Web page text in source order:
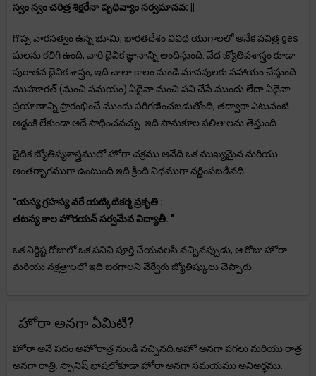
స్వం స్వం చరిత్ర శిక్షరేనా పృథివ్యాం సర్వమానవ: ||
గొప్ప వారసత్వం ఉన్న భూమి, భారతదేశం వివిధ యుగాలలో అనేక పవిత్ర ges
షులను కలిగి ఉంది, వారి దైవిక జ్ఞానాన్ని అందిస్తుంది. వేద జ్యోతిషశాస్త్రం కూడా
పురాతన దైవిక శాస్త్రం, ఇది చాలా కాలం నుండి మానవులకు సహాయం చేస్తుంది.
ముహూరత్ (మంచి సమయం) ఏదైనా మంచి పని చేసే ముందు లేదా ఏదైనా
ప్రయాణాన్ని ప్రారంభించే ముందు పరిగణించబడుతోంది, తద్వారా ఎటువంటి
అడ్డంకి లేకుండా అదే సాధించవచ్చు. ఇది సానుకూల ఫలితాలను తెస్తుంది.
వైదిక జ్యోతిష్యశాస్త్రములో హోరా చక్రము అనేది ఒక ముఖ్యమైన మరియు
అంతర్భాగముగా ఉంటుంది.ఇది క్రింది విధముగా వర్ణింపబడినది.
"యస్య గ్రహస్య వరే యట్కిటికర్మ ప్రకృతి :
తటస్య కాల హొరయన్ సర్వమేవ విద్యాతీ. "
ఒక నిర్దిష్ట రోజులో ఒక పనిని పూర్తి చేయవలసి వచ్చినప్పుడు, ఆ రోజు హోరా
మరియు నక్షత్రాలలో ఇది జరగాలని వేర్వేరు జ్యోతిష్కులు చెప్పారు.
హోరా అనగా ఏమిటి?
హోరా అనే పదం అహోరాత్ర నుండి వచ్చినది.అహో అనగా పగలు మరియు రాత్ర
అనగా రాత్రి. స్పానిష్ భాషలోకూడా హోరా అనగా సమయము అనిఅర్ధము.